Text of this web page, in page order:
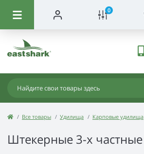
0
Все товары Удилища Карповые удилища
Штекерные 3-х частные